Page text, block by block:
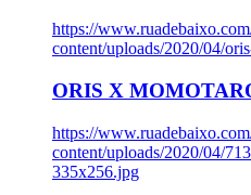
https://
content/uploads/2020/04/
ORIS X
https://
content/uploads/2020/04/
335x256.jpg